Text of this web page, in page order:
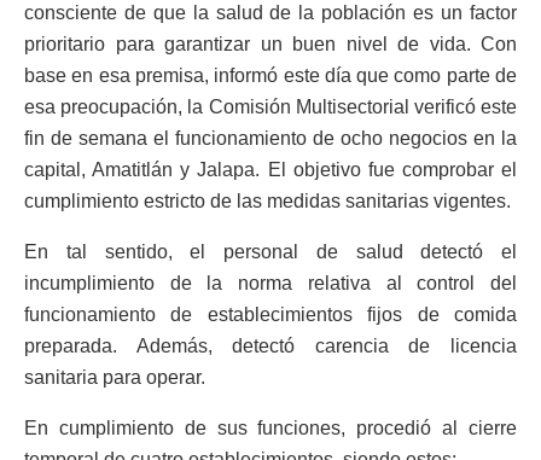
consciente de que la salud de la población es un factor
prioritario para garantizar un buen nivel de vida. Con
base en esa premisa, informó este día que como parte de
esa preocupación, la Comisión Multisectorial verificó este
fin de semana el funcionamiento de ocho negocios en la
capital, Amatitlán y Jalapa. El objetivo fue comprobar el
cumplimiento estricto de las medidas sanitarias vigentes.
En tal sentido, el personal de salud detectó el
incumplimiento de la norma relativa al control del
funcionamiento de establecimientos fijos de comida
preparada. Además, detectó carencia de licencia
sanitaria para operar.
En cumplimiento de sus funciones, procedió al cierre